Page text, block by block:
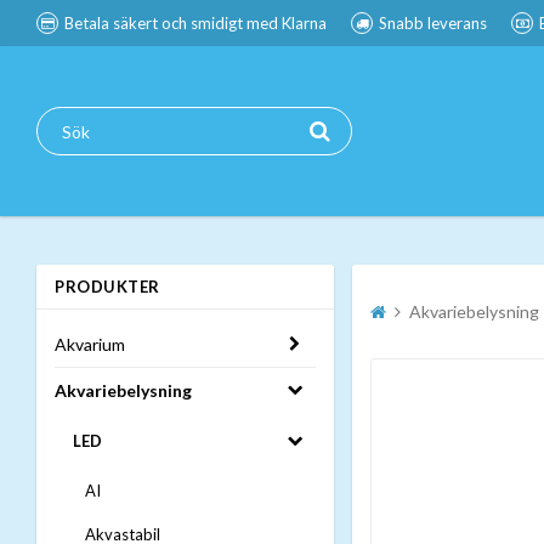
Betala säkert och smidigt med Klarna Snabb leverans
PRODUKTER
Akvarium
Akvariebelysning
LED
AI
Akvastabil
Akvariebelysning